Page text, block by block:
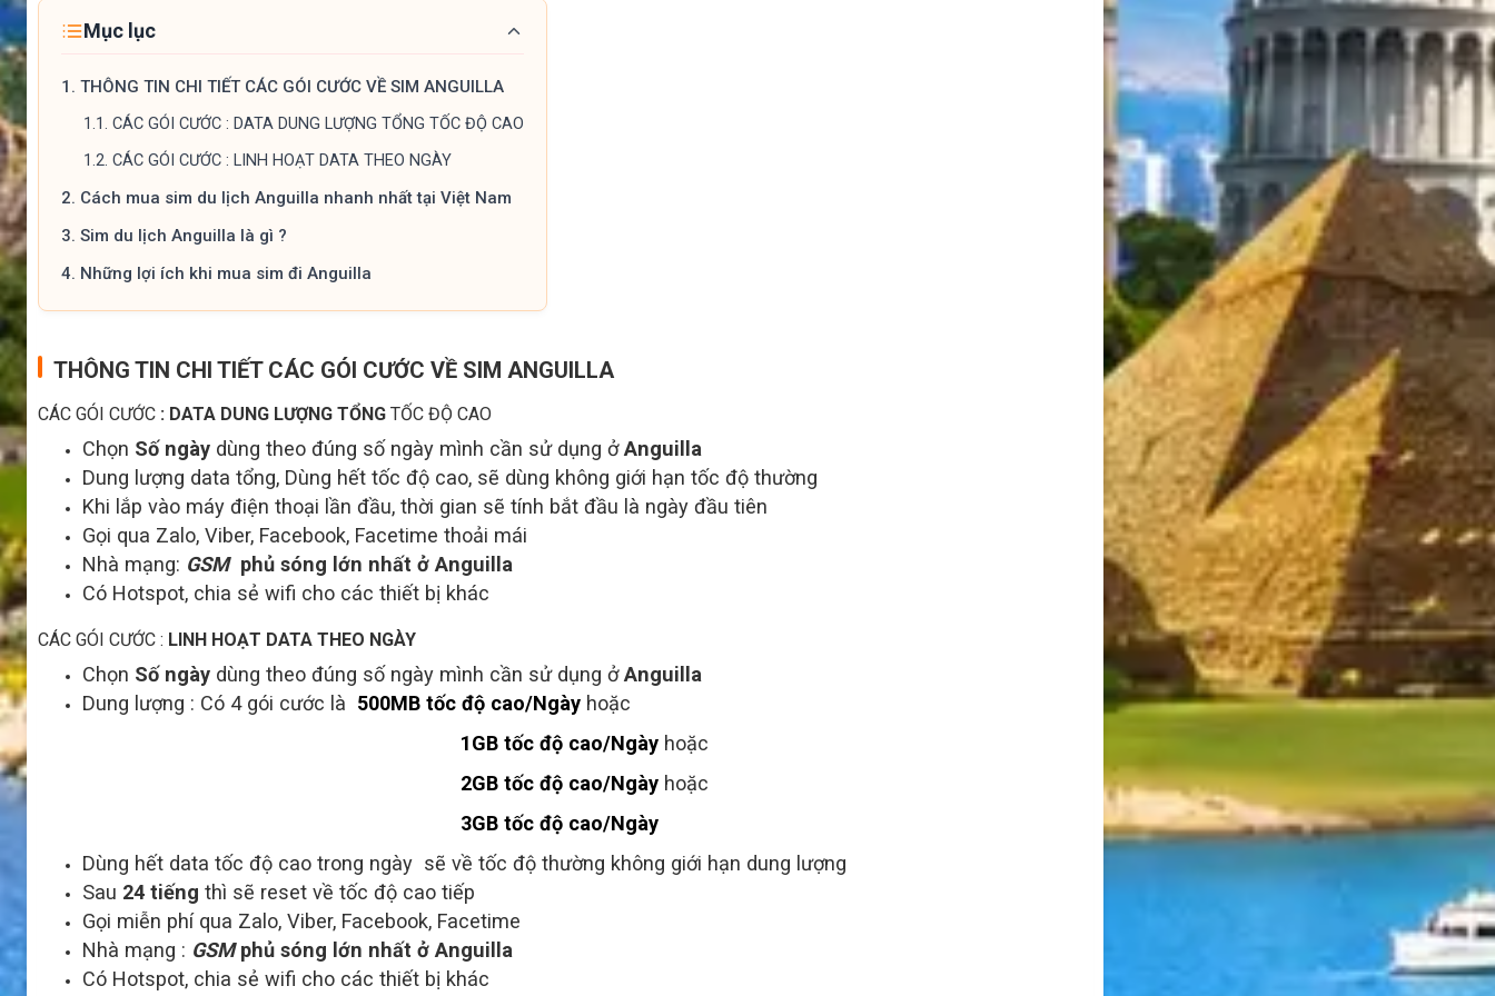
Mục lục
1. THÔNG TIN CHI TIẾT CÁC GÓI CƯỚC VỀ SIM ANGUILLA
1.1. CÁC GÓI CƯỚC : DATA DUNG LƯỢNG TỔNG TỐC ĐỘ CAO
1.2. CÁC GÓI CƯỚC : LINH HOẠT DATA THEO NGÀY
2. Cách mua sim du lịch Anguilla nhanh nhất tại Việt Nam
3. Sim du lịch Anguilla là gì ?
4. Những lợi ích khi mua sim đi Anguilla
THÔNG TIN CHI TIẾT CÁC GÓI CƯỚC VỀ SIM ANGUILLA
CÁC GÓI CƯỚC : DATA DUNG LƯỢNG TỔNG TỐC ĐỘ CAO
Chọn Số ngày dùng theo đúng số ngày mình cần sử dụng ởAnguilla
Dung lượng data tổng, Dùng hết tốc độ cao, sẽ dùng không giới hạn tốc độ thường
Khi lắp vào máy điện thoại lần đầu, thời gian sẽ tính bắt đầu là ngày đầu tiên
Gọi qua Zalo, Viber, Facebook, Facetime thoải mái
Nhà mạng: GSM phủ sóng lớn nhất ở Anguilla
Có Hotspot, chia sẻ wifi cho các thiết bị khác
CÁC GÓI CƯỚC : LINH HOẠT DATA THEO NGÀY
Chọn Số ngày dùng theo đúng số ngày mình cần sử dụng ởAnguilla
Dung lượng : Có 4 gói cước là 500MB tốc độ cao/Ngày hoặc
1GB tốc độ cao/Ngày hoặc
2GB tốc độ cao/Ngày hoặc
3GB tốc độ cao/Ngày
Dùng hết data tốc độ cao trong ngày sẽ về tốc độ thường không giới hạn dung lượng
Sau 24 tiếng thì sẽ reset về tốc độ cao tiếp
Gọi miễn phí qua Zalo, Viber, Facebook, Facetime
Nhà mạng : GSMphủ sóng lớn nhất ở Anguilla
Có Hotspot, chia sẻ wifi cho các thiết bị khác